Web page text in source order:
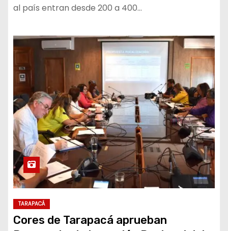
al país entran desde 200 a 400…
TARAPACÁ
Cores de Tarapacá aprueban